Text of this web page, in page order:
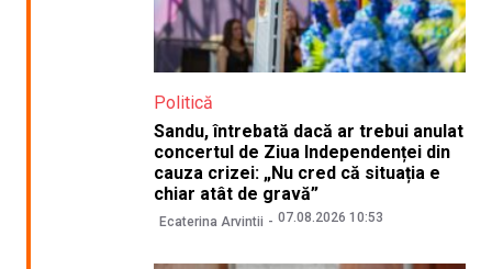
Politică
Sandu, întrebată dacă ar trebui anulat
concertul de Ziua Independenței din
cauza crizei: „Nu cred că situația e
chiar atât de gravă”
Ecaterina Arvintii 07.08.2026 10:53